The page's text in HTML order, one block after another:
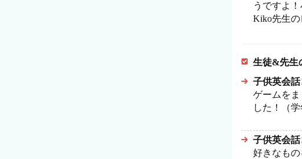
うですよ
Kiko先生の
生徒&先生
子供英会
ゲームを
した！（学
子供英会
好きなも